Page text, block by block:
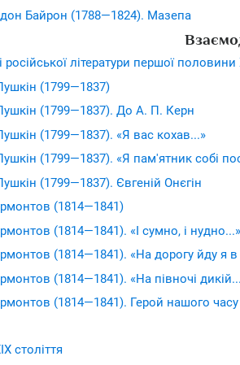
Байрон (1788—1824). Мазепа
літератури першої половини
(1799—1837)
(1799—1837). До А. П. Керн
(1799—1837). «Я вас кохав...»
(1799—1837). «Я пам'ятник собі
(1799—1837). Євгеній Онєгін
(1814—1841)
(1814—1841). «І сумно, і нудно...»
(1814—1841). «На дорогу йду я в
(1814—1841). «На півночі
(1814—1841). Герой нашого часу
століття